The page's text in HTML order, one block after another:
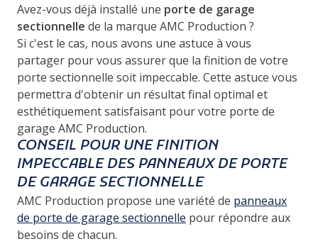
Avez-vous déjà installé une porte de garage
sectionnelle de la marque AMC Production ?
Si c'est le cas, nous avons une astuce à vous
partager pour vous assurer que la finition de votre
porte sectionnelle soit impeccable. Cette astuce vous
permettra d'obtenir un résultat final optimal et
esthétiquement satisfaisant pour votre porte de
garage AMC Production.
CONSEIL POUR UNE FINITION
IMPECCABLE DES PANNEAUX DE PORTE
DE GARAGE SECTIONNELLE
AMC Production propose une variété de panneaux
de porte de garage sectionnelle pour répondre aux
besoins de chacun.